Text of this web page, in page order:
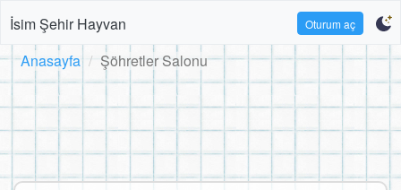
İsim Şehir Hayvan Oturum aç
Anasayfa Şöhretler Salonu